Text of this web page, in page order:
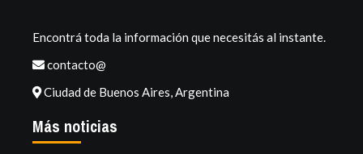
Encontrá toda la información que necesitás al instante.
contacto@
Ciudad de Buenos Aires, Argentina
Más noticias